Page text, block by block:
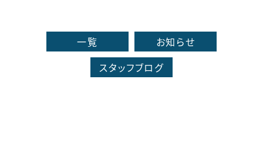
一覧
お知らせ
スタッフブログ